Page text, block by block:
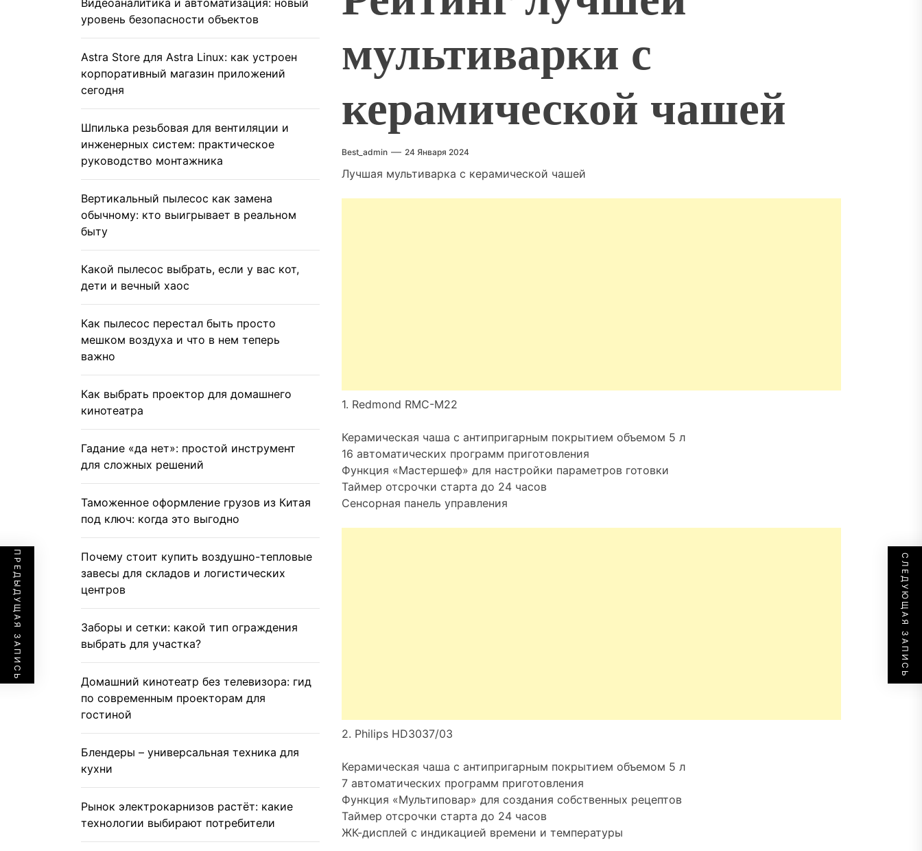
мультиварки с
керамической чашей
Best_admin 24 Января 2024
Лучшая мультиварка с керамической чашей
1. Redmond RMC-M22
Керамическая чаша с антипригарным покрытием объемом 5 л
16 автоматических программ приготовления
Функция «Мастершеф» для настройки параметров готовки
Таймер отсрочки старта до 24 часов
Сенсорная панель управления
2. Philips HD3037/03
Керамическая чаша с антипригарным покрытием объемом 5 л
7 автоматических программ приготовления
Функция «Мультиповар» для создания собственных рецептов
Таймер отсрочки старта до 24 часов
ЖК-дисплей с индикацией времени и температуры
ПРЕДЫДУЩАЯ ЗАПИСЬ СЛЕДУЮЩАЯ ЗАПИСЬ
Видеоаналитика и автоматизация: новый
уровень безопасности объектов
Astra Store для Astra Linux: как устроен
корпоративный магазин приложений
сегодня
Шпилька резьбовая для вентиляции и
инженерных систем: практическое
руководство монтажника
Вертикальный пылесос как замена
обычному: кто выигрывает в реальном
быту
Какой пылесос выбрать, если у вас кот,
дети и вечный хаос
Как пылесос перестал быть просто
мешком воздуха и что в нем теперь
важно
Как выбрать проектор для домашнего
кинотеатра
Гадание «да нет»: простой инструмент
для сложных решений
Таможенное оформление грузов из Китая
под ключ: когда это выгодно
Почему стоит купить воздушно-тепловые
завесы для складов и логистических
центров
Заборы и сетки: какой тип ограждения
выбрать для участка?
Домашний кинотеатр без телевизора: гид
по современным проекторам для
гостиной
Блендеры – универсальная техника для
кухни
Рынок электрокарнизов растёт: какие
технологии выбирают потребители